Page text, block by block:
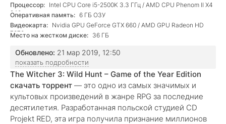
Процессор: Intel CPU Core i5-2500K 3.3 ГГц / AMD CPU Phenom II X4
940
Оперативная память: 6 ГБ ОЗУ
Видеокарта: Nvidia GPU GeForce GTX 660 / AMD GPU Radeon HD
7870
Место на жестком диске: 36 ГБ
Обновлено: 21 мар 2019, 12:50
показать подробности
The Witcher 3: Wild Hunt – Game of the Year Edition
скачать торрент — это одно из самых значимых и
культовых произведений в жанре RPG за последние
десятилетия. Разработанная польской студией CD
Projekt RED, эта игра получила признание миллионов